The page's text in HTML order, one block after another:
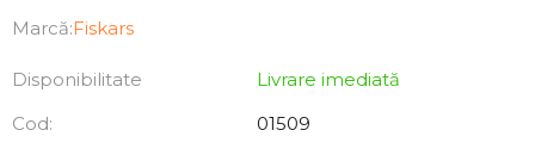
Marcă:Fiskars
Disponibilitate
Livrare imediată
Cod:
01509